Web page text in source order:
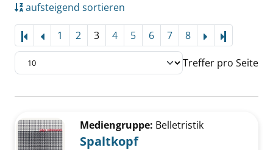
aufsteigend sortieren
1 2 3 4 5 6 7 8
Treffer pro Seite
Zu den Suchfiltern springen
Mediengruppe: Belletristik
Spaltkopf